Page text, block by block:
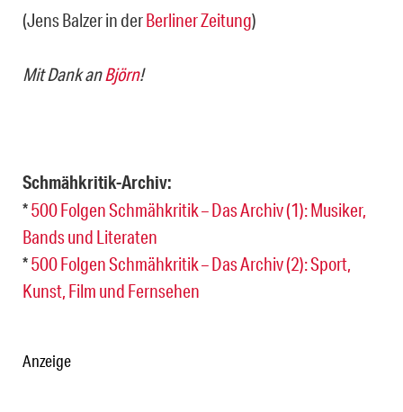
(Jens Balzer in derBerliner Zeitung)
Mit Dank anBjörn!
Schmähkritik-Archiv:
*500 Folgen Schmähkritik – Das Archiv (1): Musiker,
Bands und Literaten
*500 Folgen Schmähkritik – Das Archiv (2): Sport,
Kunst, Film und Fernsehen
Anzeige